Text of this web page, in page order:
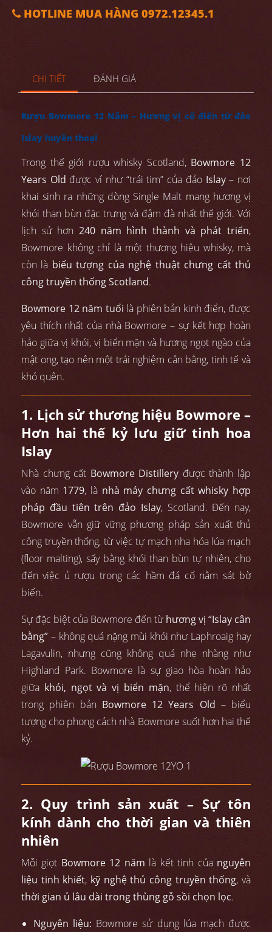
HOTLINE MUA HÀNG 0972.12345.1
CHI TIẾT ĐÁNH GIÁ
Rượu Bowmore 12 Năm – Hương vị cổ điển từ đảo
Islay huyền thoại
Trong thế giới rượu whisky Scotland, Bowmore 12
Years Old được ví như “trái tim” của đảo Islay– nơi
khai sinh ra những dòng Single Malt mang hương vị
khói than bùn đặc trưng và đậm đà nhất thế giới. Với
lịch sử hơn 240 năm hình thành và phát triển,
Bowmore không chỉ là một thương hiệu whisky, mà
còn là biểu tượng của nghệ thuật chưng cất thủ
công truyền thống Scotland.
Bowmore 12 năm tuổi là phiên bản kinh điển, được
yêu thích nhất của nhà Bowmore – sự kết hợp hoàn
hảo giữa vị khói, vị biển mặn và hương ngọt ngào của
mật ong, tạo nên một trải nghiệm cân bằng, tinh tế và
khó quên.
1. Lịch sử thương hiệu Bowmore –
Hơn hai thế kỷ lưu giữ tinh hoa
Islay
Nhà chưng cất Bowmore Distillery được thành lập
vào năm 1779, là nhà máy chưng cất whisky hợp
pháp đầu tiên trên đảo Islay, Scotland. Đến nay,
Bowmore vẫn giữ vững phương pháp sản xuất thủ
công truyền thống, từ việc tự mạch nha hóa lúa mạch
(floor malting), sấy bằng khói than bùn tự nhiên, cho
đến việc ủ rượu trong các hầm đá cổ nằm sát bờ
biển.
Sự đặc biệt của Bowmore đến từhương vị “Islay cân
bằng” – không quá nặng mùi khói như Laphroaig hay
Lagavulin, nhưng cũng không quá nhẹ nhàng như
Highland Park. Bowmore là sự giao hòa hoàn hảo
giữa khói, ngọt và vị biển mặn, thể hiện rõ nhất
trong phiên bản Bowmore 12 Years Old – biểu
tượng cho phong cách nhà Bowmore suốt hơn hai thế
kỷ.
2. Quy trình sản xuất – Sự tôn
kính dành cho thời gian và thiên
nhiên
Mỗi giọt Bowmore 12 năm là kết tinh của nguyên
liệu tinh khiết, kỹ nghệ thủ công truyền thống, và
thời gian ủ lâu dài trong thùng gỗ sồi chọn lọc.
Nguyên liệu: Bowmore sử dụng lúa mạch được